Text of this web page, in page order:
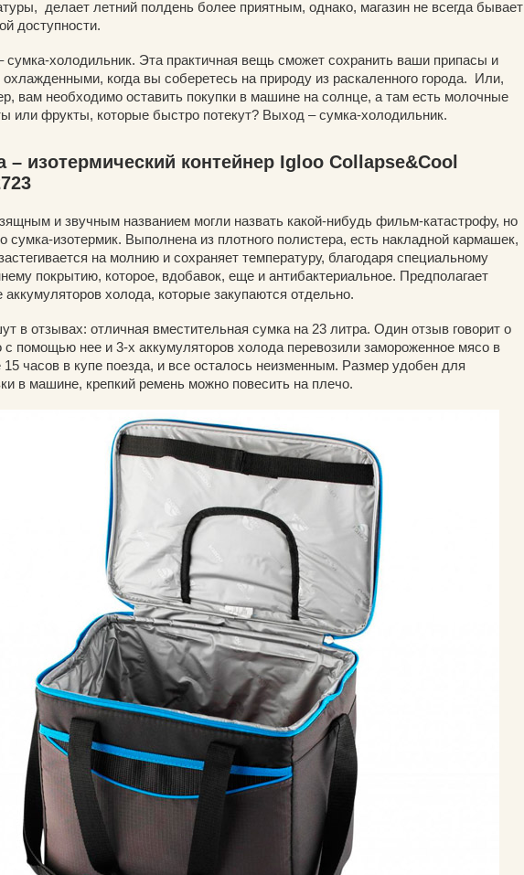
делает летний полдень более приятным, однако, магазин не всегда бывает
доступности.
сумка-холодильник. Эта практичная вещь сможет сохранить ваши припасы и
охлажденными, когда вы соберетесь на природу из раскаленного города. Или,
вам необходимо оставить покупки в машине на солнце, а там есть молочные
или фрукты, которые быстро потекут? Выход – сумка-холодильник.
– изотермический контейнер Igloo Collapse&Cool
и звучным названием могли назвать какой-нибудь фильм-катастрофу, но
сумка-изотермик. Выполнена из плотного полистера, есть накладной кармашек,
на молнию и сохраняет температуру, благодаря специальному
покрытию, которое, вдобавок, еще и антибактериальное. Предполагает
аккумуляторов холода, которые закупаются отдельно.
в отзывах: отличная вместительная сумка на 23 литра. Один отзыв говорит о
с помощью нее и 3-х аккумуляторов холода перевозили замороженное мясо в
15 часов в купе поезда, и все осталось неизменным. Размер удобен для
в машине, крепкий ремень можно повесить на плечо.